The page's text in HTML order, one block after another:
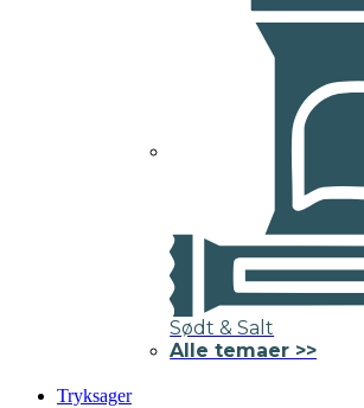
Sødt & Salt
Alle temaer >>
Tryksager